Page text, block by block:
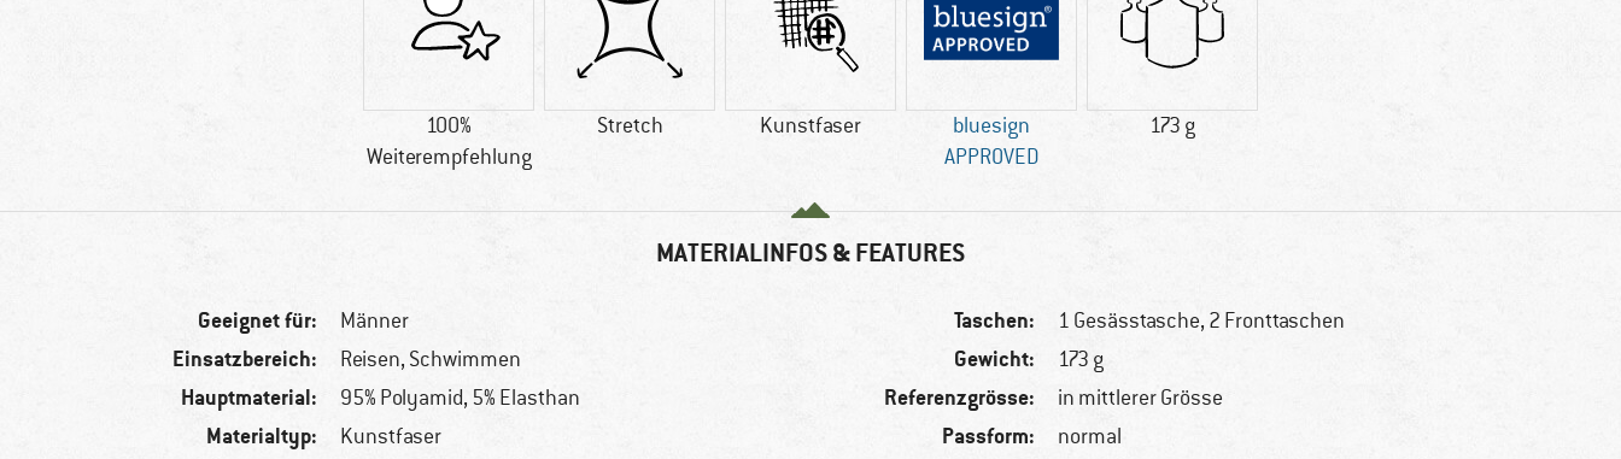
100%
Weiterempfehlung
Stretch Kunstfaser
bluesign
APPROVED
173 g
MATERIALINFOS & FEATURES
Geeignet für: Männer
Einsatzbereich: Reisen, Schwimmen
Hauptmaterial: 95% Polyamid, 5% Elasthan
Materialtyp: Kunstfaser
Taschen: 1 Gesässtasche, 2 Fronttaschen
Gewicht: 173 g
Referenzgrösse: in mittlerer Grösse
Passform: normal